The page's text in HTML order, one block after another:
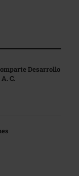
Desarrollo
C.